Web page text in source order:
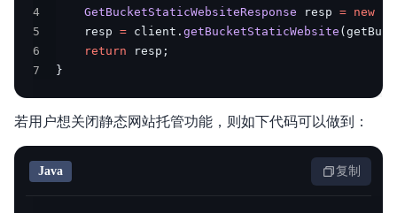
API参考
SDK
周边工具
典型实践
4
GetBucketStaticWebsiteResponse resp = new
5
    resp
= client . getBucketStaticWebsite (
6
return resp ;
7
}
若用户想关闭静态网站托管功能，则如下代码可以做到：
Java 复制